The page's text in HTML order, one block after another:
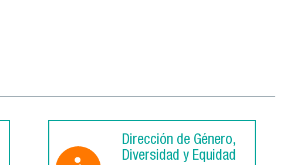
Dirección de Género,
Diversidad y Equidad